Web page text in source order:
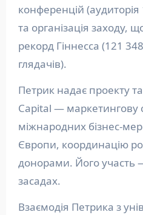
конференцій
та організація заходу,
рекорд Гіннесса (121
глядачів).
Петрик надає проекту
Capital — маркетингову
міжнародних бізнес-
Європи, координацію
донорами. Його участь
засадах.
Взаємодія Петрика з